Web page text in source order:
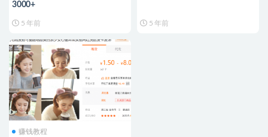
3000+
5 年前 5 年前
赚钱教程